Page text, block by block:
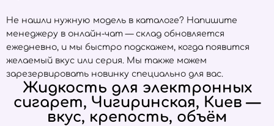
Не нашли нужную модель в каталоге? Напишите
менеджеру в онлайн-чат — склад обновляется
ежедневно, и мы быстро подскажем, когда появится
желаемый вкус или серия. Мы также можем
зарезервировать новинку специально для вас.
Жидкость для электронных
сигарет, Чигиринская, Киев —
вкус, крепость, объём